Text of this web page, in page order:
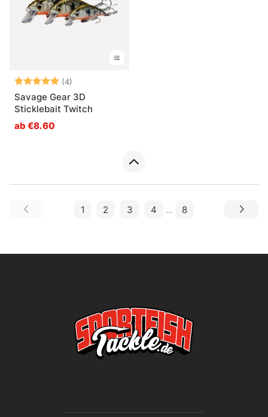
Bewertung:(4)
Savage Gear 3D
Sticklebait Twitch
ab €8.60
1 2 3 4 ... 8